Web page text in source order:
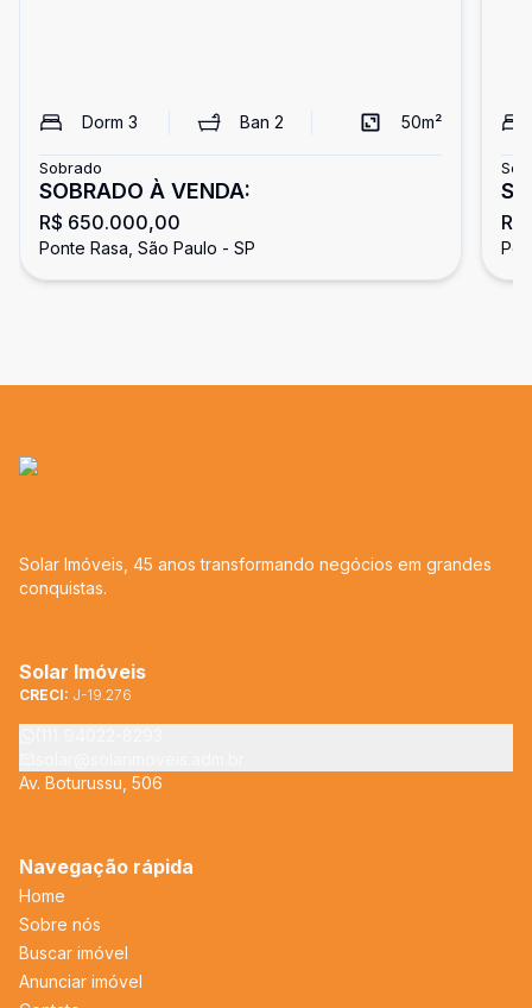
Dorm 3 Ban2 50m²
Sobrado
SOBRADO À VENDA:
R$ 650.000,00
Ponte Rasa, São Paulo - SP
Solar Imóveis, 45 anos transformando negócios em grandes
conquistas.
Solar Imóveis
CRECI: J-19.276
Av. Boturussu, 506
Navegação rápida
Home
Sobre nós
Buscar imóvel
Anunciar imóvel